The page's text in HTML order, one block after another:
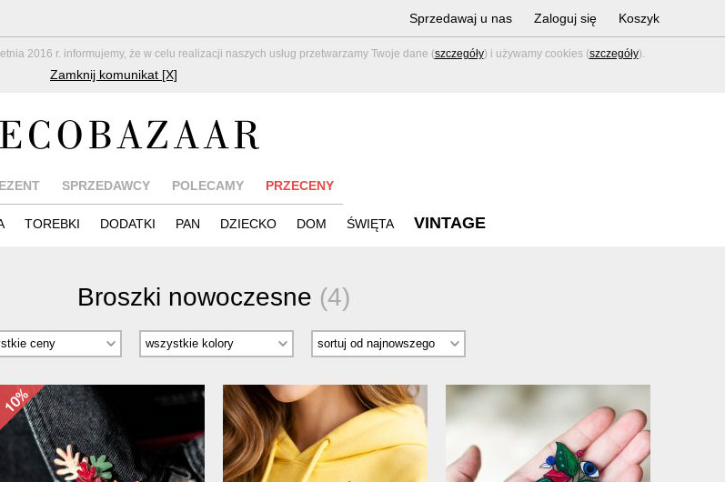
2016 r. informujemy, że w celu realizacji naszych usług przetwarzamy Twoje dane (szczegóły) i używamy cookies (szczegóły).
Zamknij komunikat [X]
Sprzedawaj u nas Zaloguj się Koszyk
SPRZEDAWCY POLECAMY PRZECENY
TOREBKI DODATKI PAN DZIECKO DOM ŚWIĘTA VINTAGE
Broszki nowoczesne (4)